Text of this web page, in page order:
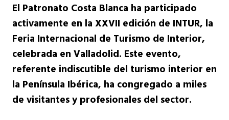
El Patronato Costa Blanca ha participado
activamente en la XXVII edición de INTUR, la
Feria Internacional de Turismo de Interior,
celebrada en Valladolid. Este evento,
referente indiscutible del turismo interior en
la Península Ibérica, ha congregado a miles
de visitantes y profesionales del sector.